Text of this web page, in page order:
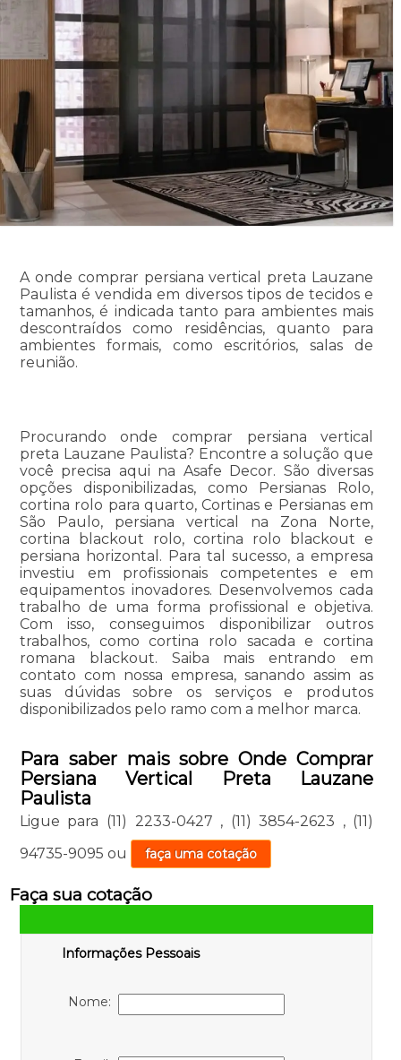
A onde comprar persiana vertical preta Lauzane
Paulista é vendida em diversos tipos de tecidos e
tamanhos, é indicada tanto para ambientes mais
descontraídos como residências, quanto para
ambientes formais, como escritórios, salas de
reunião.
Procurando onde comprar persiana vertical
preta Lauzane Paulista? Encontre a solução que
você precisa aqui na Asafe Decor. São diversas
opções disponibilizadas, como Persianas Rolo,
cortina rolo para quarto, Cortinas e Persianas em
São Paulo, persiana vertical na Zona Norte,
cortina blackout rolo, cortina rolo blackout e
persiana horizontal. Para tal sucesso, a empresa
investiu em profissionais competentes e em
equipamentos inovadores. Desenvolvemos cada
trabalho de uma forma profissional e objetiva.
Com isso, conseguimos disponibilizar outros
trabalhos, como cortina rolo sacada e cortina
romana blackout. Saiba mais entrando em
contato com nossa empresa, sanando assim as
suas dúvidas sobre os serviços e produtos
disponibilizados pelo ramo com a melhor marca.
Para saber mais sobre Onde Comprar
Persiana Vertical Preta Lauzane
Paulista
Ligue para (11) 2233-0427 , (11) 3854-2623 , (11)
94735-9095 ou faça uma cotação
Faça sua cotação
Informações Pessoais
Nome: